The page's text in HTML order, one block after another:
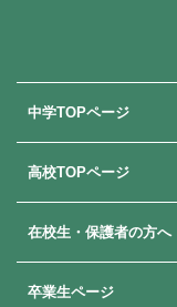
中学TOPページ
中学校での学び
高校TOPページ
高校での学び
在校生・保護者の方へ
卒業生ページ